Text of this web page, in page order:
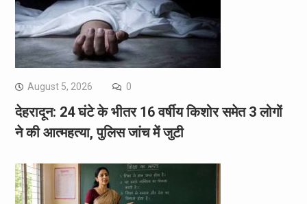
August 5, 2026 0
देहरादून: 24 घंटे के भीतर 16 वर्षीय किशोर समेत 3 लोगों
ने की आत्महत्या, पुलिस जांच में जुटी